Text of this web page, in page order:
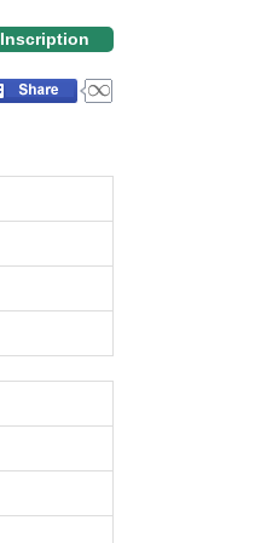
Inscription